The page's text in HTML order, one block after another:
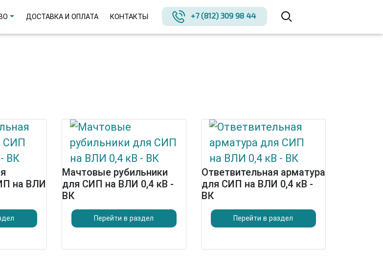
ДОСТАВКА И ОПЛАТА КОНТАКТЫ +7 (812) 309 98 44
на ВЛИ
Мачтовые рубильники
для СИП на ВЛИ 0,4 кВ -
ВК
Перейти в раздел
Ответвительная арматура
для СИП на ВЛИ 0,4 кВ -
ВК
Перейти в раздел